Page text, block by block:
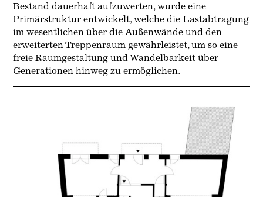
Bestand dauerhaft aufzuwerten, wurde eine
Primärstruktur entwickelt, welche die Lastabtragung
im wesentlichen über die Außenwände und den
erweiterten Treppenraum gewährleistet, um so eine
freie Raumgestaltung und Wandelbarkeit über
Generationen hinweg zu ermöglichen.